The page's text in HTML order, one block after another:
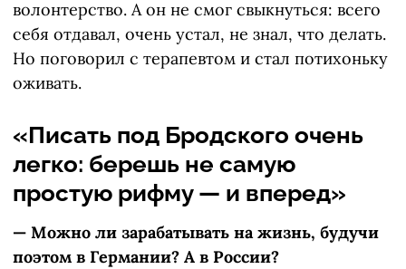
волонтерство. А он не смог свыкнуться: всего
себя отдавал, очень устал, не знал, что делать.
Но поговорил с терапевтом и стал потихоньку
оживать.
«Писать под Бродского очень
легко: берешь не самую
простую рифму — и вперед»
— Можно ли зарабатывать на жизнь, будучи
поэтом в Германии? А в России?